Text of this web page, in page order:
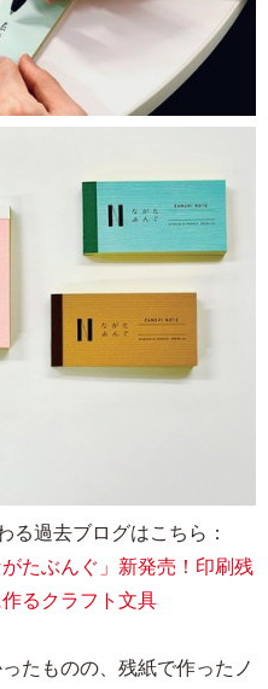
る過去ブログはこちら：
たぶんぐ」新発売！印刷残
るクラフト文具
たものの、残紙で作ったノ